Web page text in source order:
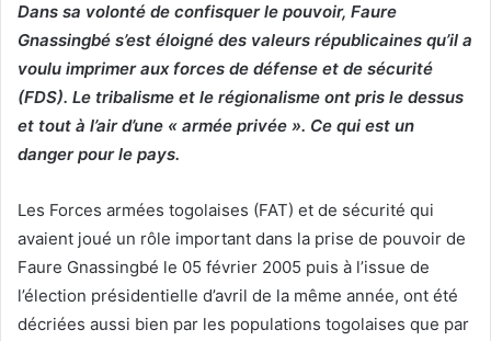
Dans sa volonté de confisquer le pouvoir, Faure
Gnassingbé s’est éloigné des valeurs républicaines qu’il a
voulu imprimer aux forces de défense et de sécurité
(FDS). Le tribalisme et le régionalisme ont pris le dessus
et tout à l’air d’une « armée privée ». Ce qui est un
danger pour le pays.
Les Forces armées togolaises (FAT) et de sécurité qui
avaient joué un rôle important dans la prise de pouvoir de
Faure Gnassingbé le 05 février 2005 puis à l’issue de
l’élection présidentielle d’avril de la même année, ont été
décriées aussi bien par les populations togolaises que par